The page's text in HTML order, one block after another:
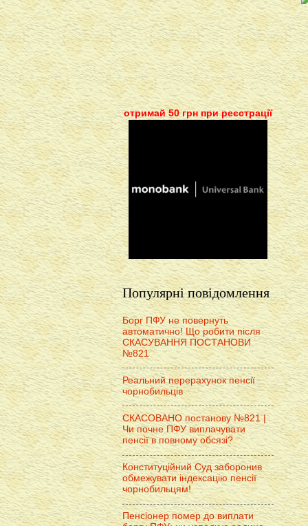
отримай 50 грн при реєстрації
Популярні повідомлення
Борг ПФУ не повернуть
автоматично! Що робити після
СКАСУВАННЯ ПОСТАНОВИ
№821
Реальний перерахунок пенсії
чорнобильців
СКАСОВАНО постанову №821 |
Чи почне ПФУ виплачувати
пенсії в повному обсязі?
Конституційний Суд заборонив
обмежувати індексацію пенсії
чорнобильцям!
Пенсіонер помер до виплати